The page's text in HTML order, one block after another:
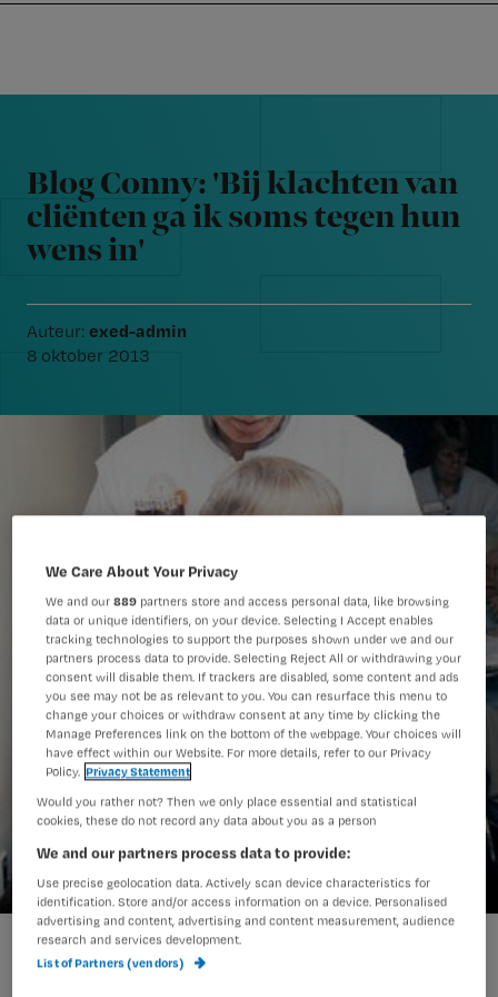
navigation
content
Nursing
Blog Conny: 'Bij klachten van
cliënten ga ik soms tegen hun
wens in'
Auteur: exed-admin
8 oktober 2013
Het is een feit dat cliënten die in een
We Care About Your Privacy
We and our889 partners store and access personal data, like browsing
data or unique identifiers, on your device. Selecting I Accept enables
tracking technologies to support the purposes shown under we and our
partners process data to provide. Selecting Reject All or withdrawing your
consent will disable them. If trackers are disabled, some content and ads
you see may not be as relevant to you. You can resurface this menu to
change your choices or withdraw consent at any time by clicking the
Manage Preferences link on the bottom of the webpage. Your choices will
have effect within our Website. For more details, refer to our Privacy
Policy. Privacy Statement
Would you rather not? Then we only place essential and statistical
cookies, these do not record any data about you as a person
We and our partners process data to provide:
Use precise geolocation data. Actively scan device characteristics for
identification. Store and/or access information on a device. Personalised
advertising and content, advertising and content measurement, audience
research and services development.
List of Partners (vendors)